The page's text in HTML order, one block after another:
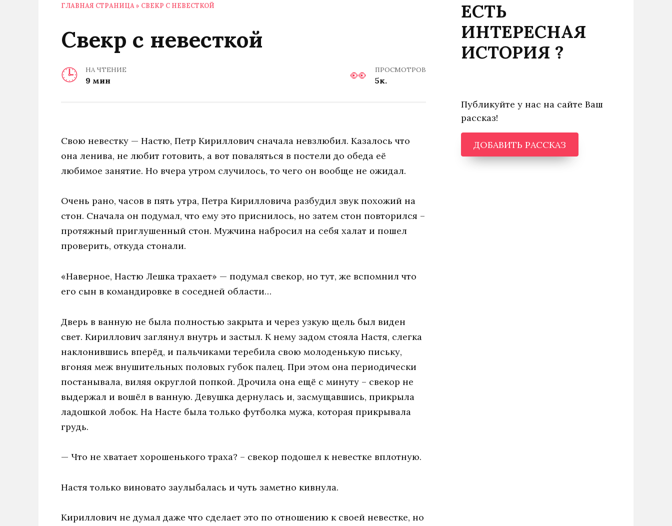
ГЛАВНАЯ СТРАНИЦА » СВЕКР С НЕВЕСТКОЙ
Свекр с невесткой
НА ЧТЕНИЕ
9 мин
ПРОСМОТРОВ
5к.
Свою невестку — Настю, Петр Кириллович сначала невзлюбил. Казалось что
она ленива, не любит готовить, а вот поваляться в постели до обеда её
любимое занятие. Но вчера утром случилось, то чего он вообще не ожидал.
Очень рано, часов в пять утра, Петра Кирилловича разбудил звук похожий на
стон. Сначала он подумал, что ему это приснилось, но затем стон повторился –
протяжный приглушенный стон. Мужчина набросил на себя халат и пошел
проверить, откуда стонали.
«Наверное, Настю Лешка трахает» — подумал свекор, но тут, же вспомнил что
его сын в командировке в соседней области…
Дверь в ванную не была полностью закрыта и через узкую щель был виден
свет. Кириллович заглянул внутрь и застыл. К нему задом стояла Настя, слегка
наклонившись вперёд, и пальчиками теребила свою молоденькую письку,
вгоняя меж внушительных половых губок палец. При этом она периодически
постанывала, виляя округлой попкой. Дрочила она ещё с минуту – свекор не
выдержал и вошёл в ванную. Девушка дернулась и, засмущавшись, прикрыла
ладошкой лобок. На Насте была только футболка мужа, которая прикрывала
грудь.
— Что не хватает хорошенького траха? – свекор подошел к невестке вплотную.
Настя только виновато заулыбалась и чуть заметно кивнула.
Кириллович не думал даже что сделает это по отношению к своей невестке, но
ЕСТЬ
ИНТЕРЕСНАЯ
ИСТОРИЯ ?
Публикуйте у нас на сайте Ваш
рассказ!
ДОБАВИТЬ РАССКАЗ